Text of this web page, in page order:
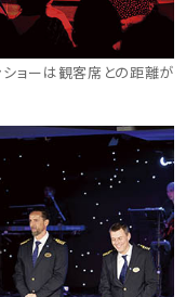
ョーは観客席との距離が